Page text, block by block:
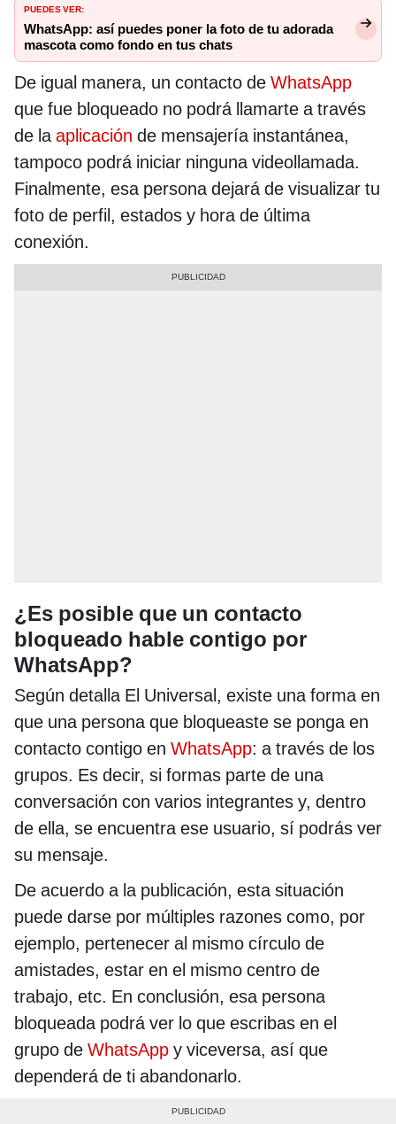
PUEDES VER:
WhatsApp: así puedes poner la foto de tu adorada
mascota como fondo en tus chats
De igual manera, un contacto de WhatsApp
que fue bloqueado no podrá llamarte a través
de laaplicación de mensajería instantánea,
tampoco podrá iniciar ninguna videollamada.
Finalmente, esa persona dejará de visualizar tu
foto de perfil, estados y hora de última
conexión.
¿Es posible que un contacto
bloqueado hable contigo por
WhatsApp?
Según detalla El Universal, existe una forma en
que una persona que bloqueaste se ponga en
contacto contigo en WhatsApp: a través de los
grupos. Es decir, si formas parte de una
conversación con varios integrantes y, dentro
de ella, se encuentra ese usuario, sí podrás ver
su mensaje.
De acuerdo a la publicación, esta situación
puede darse por múltiples razones como, por
ejemplo, pertenecer al mismo círculo de
amistades, estar en el mismo centro de
trabajo, etc. En conclusión, esa persona
bloqueada podrá ver lo que escribas en el
grupo de WhatsApp y viceversa, así que
dependerá de ti abandonarlo.